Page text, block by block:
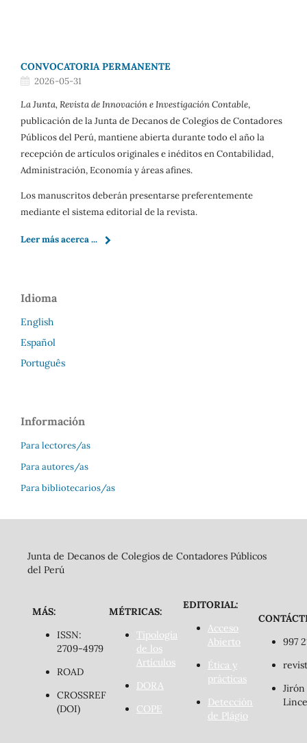
CONVOCATORIA PERMANENTE
2026-05-31
La Junta, Revista de Innovación e Investigación Contable,
publicación de la Junta de Decanos de Colegios de Contadores
Públicos del Perú, mantiene abierta durante todo el año la
recepción de artículos originales e inéditos en Contabilidad,
Administración, Economía y áreas afines.
Los manuscritos deberán presentarse preferentemente
mediante el sistema editorial de la revista.
Leer más acerca ...
Idioma
English
Español
Português
Información
Para lectores/as
Para autores/as
Para bibliotecarios/as
Junta de Decanos de Colegios de Contadores Públicos
del Perú
MÁS:
ISSN:
2709-4979
ROAD
CROSSREF
(DOI)
MÉTRICAS:
Tipología
de los
Artículos
DORA
COPE
EDITORIAL:
Acceso
Abierto
Ética y
prácticas
Detección
de Plágio
997
Jirón